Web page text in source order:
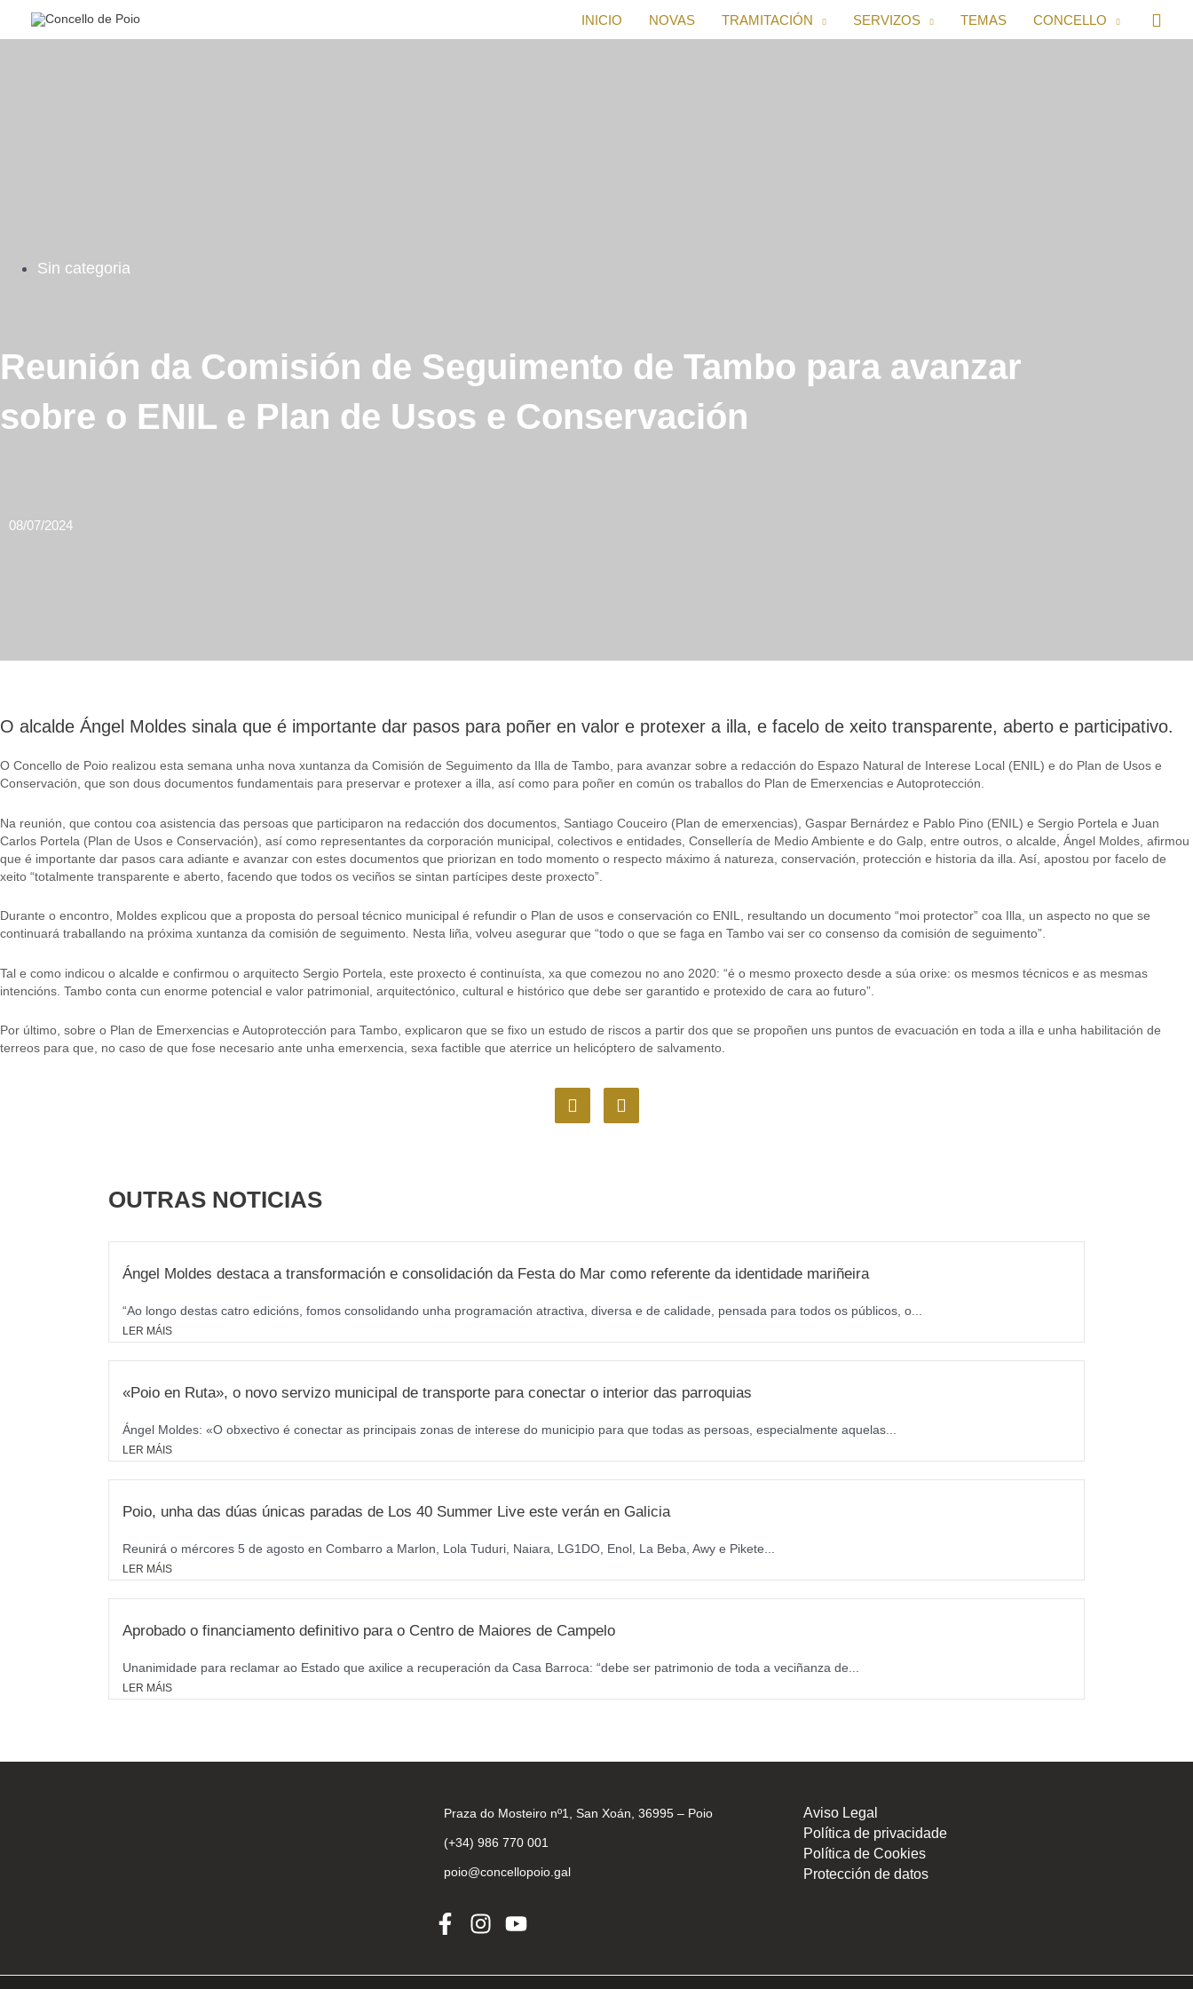
INICIO NOVAS TRAMITACIÓN SERVIZOS TEMAS CONCELLO
Sin categoria
Reunión da Comisión de Seguimento de Tambo para avanzar
sobre o ENIL e Plan de Usos e Conservación
08/07/2024
O alcalde Ángel Moldes sinala que é importante dar pasos para poñer en valor e protexer a illa, e facelo de xeito transparente, aberto e participativo.
O Concello de Poio realizou esta semana unha nova xuntanza da Comisión de Seguimento da Illa de Tambo, para avanzar sobre a redacción do Espazo Natural de Interese Local (ENIL) e do Plan de Usos e
Conservación, que son dous documentos fundamentais para preservar e protexer a illa, así como para poñer en común os traballos do Plan de Emerxencias e Autoprotección.
Na reunión, que contou coa asistencia das persoas que participaron na redacción dos documentos, Santiago Couceiro (Plan de emerxencias), Gaspar Bernárdez e Pablo Pino (ENIL) e Sergio Portela e Juan
Carlos Portela (Plan de Usos e Conservación), así como representantes da corporación municipal, colectivos e entidades, Consellería de Medio Ambiente e do Galp, entre outros, o alcalde, Ángel Moldes, afirmou
que é importante dar pasos cara adiante e avanzar con estes documentos que priorizan en todo momento o respecto máximo á natureza, conservación, protección e historia da illa. Así, apostou por facelo de
xeito “totalmente transparente e aberto, facendo que todos os veciños se sintan partícipes deste proxecto”.
Durante o encontro, Moldes explicou que a proposta do persoal técnico municipal é refundir o Plan de usos e conservación co ENIL, resultando un documento “moi protector” coa Illa, un aspecto no que se
continuará traballando na próxima xuntanza da comisión de seguimento. Nesta liña, volveu asegurar que “todo o que se faga en Tambo vai ser co consenso da comisión de seguimento”.
Tal e como indicou o alcalde e confirmou o arquitecto Sergio Portela, este proxecto é continuísta, xa que comezou no ano 2020: “é o mesmo proxecto desde a súa orixe: os mesmos técnicos e as mesmas
intencións. Tambo conta cun enorme potencial e valor patrimonial, arquitectónico, cultural e histórico que debe ser garantido e protexido de cara ao futuro”.
Por último, sobre o Plan de Emerxencias e Autoprotección para Tambo, explicaron que se fixo un estudo de riscos a partir dos que se propoñen uns puntos de evacuación en toda a illa e unha habilitación de
terreos para que, no caso de que fose necesario ante unha emerxencia, sexa factible que aterrice un helicóptero de salvamento.
F
a
I
n
m
OUTRAS NOTICIAS
Ángel Moldes destaca a transformación e consolidación da Festa do Mar como referente da identidade mariñeira
“Ao longo destas catro edicións, fomos consolidando unha programación atractiva, diversa e de calidade, pensada para todos os públicos, o...
LER MÁIS
«Poio en Ruta», o novo servizo municipal de transporte para conectar o interior das parroquias
Ángel Moldes: «O obxectivo é conectar as principais zonas de interese do municipio para que todas as persoas, especialmente aquelas...
LER MÁIS
Poio, unha das dúas únicas paradas de Los 40 Summer Live este verán en Galicia
Reunirá o mércores 5 de agosto en Combarro a Marlon, Lola Tuduri, Naiara, LG1DO, Enol, La Beba, Awy e Pikete...
LER MÁIS
Aprobado o financiamento definitivo para o Centro de Maiores de Campelo
Unanimidade para reclamar ao Estado que axilice a recuperación da Casa Barroca: “debe ser patrimonio de toda a veciñanza de...
LER MÁIS
Praza do Mosteiro nº1, San Xoán, 36995 – Poio
(+34) 986 770 001
poio@concellopoio.gal
Aviso Legal
Política de privacidade
Política de Cookies
Protección de datos